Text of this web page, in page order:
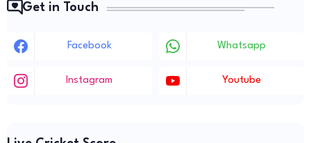
Get in Touch
Facebook Whatsapp
Instagram Youtube